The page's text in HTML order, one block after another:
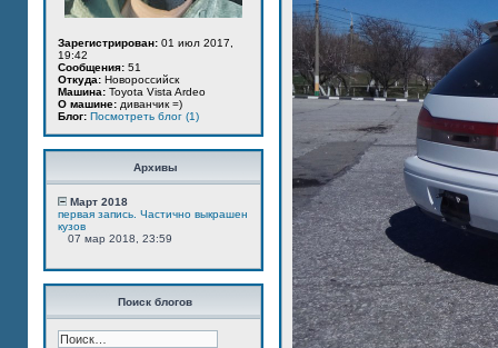
Зарегистрирован: 01 июл 2017,
19:42
Сообщения: 51
Откуда: Новороссийск
Машина: Toyota Vista Ardeo
О машине: диванчик =)
Блог: Посмотреть блог (1)
Архивы
Март 2018
первая запись. Частично выкрашен
кузов
07 мар 2018, 23:59
Поиск блогов